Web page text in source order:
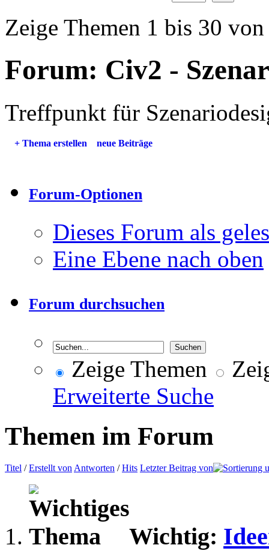
Zeige Themen 1 bis 30
Forum: Civ2 -
Treffpunkt für
+ Thema erstellen neue Beiträge
Forum-Optionen
Dieses Forum als
Eine Ebene nach oben
Forum durchsuchen
Zeige Themen
Erweiterte Suche
Themen im Forum
Titel /Erstellt von Antworten /Hits Letzter Beitrag von
Wichtig: